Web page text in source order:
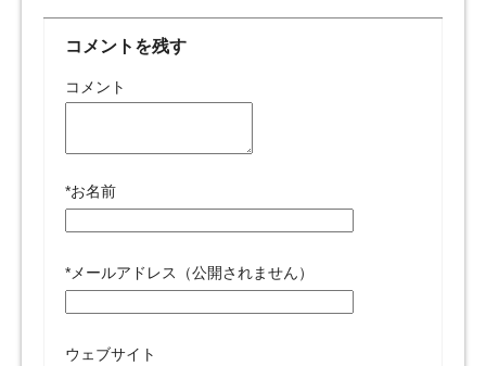
コメントを残す
コメント
*お名前
* メールアドレス（公開されません）
ウェブサイト